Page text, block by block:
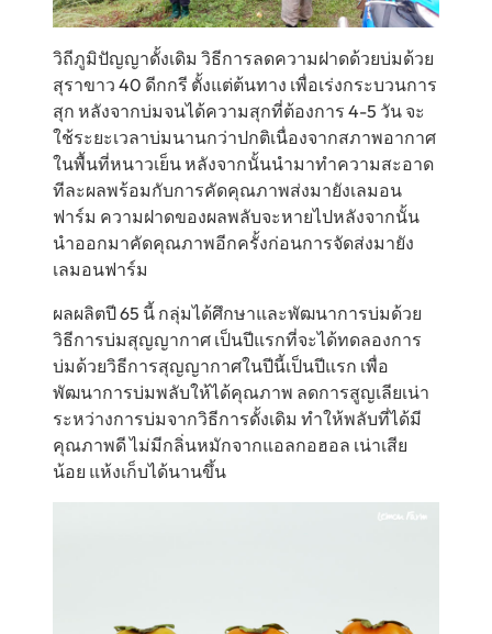
วิถีภูมิปัญญาดั้งเดิม วิธีการลดความฝาดด้วยบ่มด้วย
สุราขาว 40 ดีกกรี ตั้งแต่ต้นทาง เพื่อเร่งกระบวนการ
สุก หลังจากบ่มจนได้ความสุกที่ต้องการ 4-5 วัน จะ
ใช้ระยะเวลาบ่มนานกว่าปกติเนื่องจากสภาพอากาศ
ในพื้นที่หนาวเย็น หลังจากนั้นนำมาทำความสะอาด
ทีละผลพร้อมกับการคัดคุณภาพส่งมายังเลมอน
ฟาร์ม ความฝาดของผลพลับจะหายไปหลังจากนั้น
นำออกมาคัดคุณภาพอีกครั้งก่อนการจัดส่งมายัง
เลมอนฟาร์ม
ผลผลิตปี 65 นี้ กลุ่มได้ศึกษาและพัฒนาการบ่มด้วย
วิธีการบ่มสุญญากาศ เป็นปีแรกที่จะได้ทดลองการ
บ่มด้วยวิธีการสุญญากาศในปีนี้เป็นปีแรก เพื่อ
พัฒนาการบ่มพลับให้ได้คุณภาพ ลดการสูญเลียเน่า
ระหว่างการบ่มจากวิธีการดั้งเดิม ทำให้พลับที่ได้มี
คุณภาพดี ไม่มีกลิ่นหมักจากแอลกอฮอล เน่าเสีย
น้อย แห้งเก็บได้นานขึ้น